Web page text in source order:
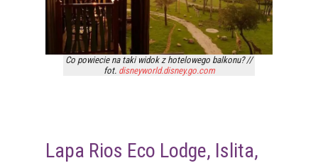
Co powiecie na taki widok z hotelowego balkonu? //
fot. disneyworld.disney.go.com
Lapa Rios Eco Lodge, Islita,